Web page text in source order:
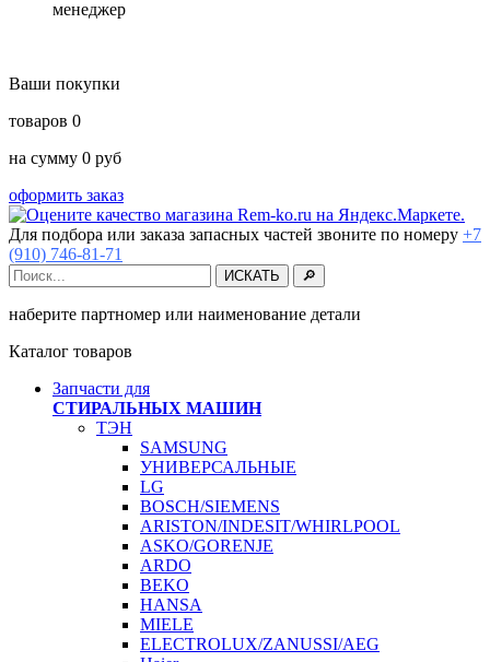
менеджер
Ваши покупки
товаров 0
на сумму 0 руб
оформить заказ
Для подбора или заказа запасных частей звоните по номеру +7
(910) 746-81-71
наберите партномер или наименование детали
Каталог товаров
Запчасти для
СТИРАЛЬНЫХ МАШИН
ТЭН
SAMSUNG
УНИВЕРСАЛЬНЫЕ
LG
BOSCH/SIEMENS
ARISTON/INDESIT/WHIRLPOOL
ASKO/GORENJE
ARDO
BEKO
HANSA
MIELE
ELECTROLUX/ZANUSSI/AEG